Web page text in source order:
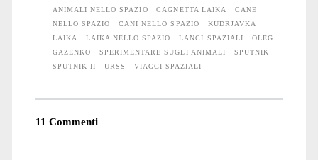
ANIMALI NELLO SPAZIO
CAGNETTA LAIKA
CANE
NELLO SPAZIO
CANI NELLO SPAZIO
KUDRJAVKA
LAIKA
LAIKA NELLO SPAZIO LANCI SPAZIALI
OLEG
GAZENKO
SPERIMENTARE SUGLI ANIMALI
SPUTNIK
SPUTNIK II
URSS VIAGGI SPAZIALI
11 Commenti